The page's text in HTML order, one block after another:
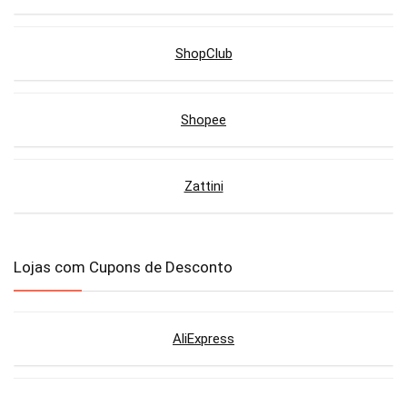
ShopClub
Shopee
Zattini
Lojas com Cupons de Desconto
AliExpress